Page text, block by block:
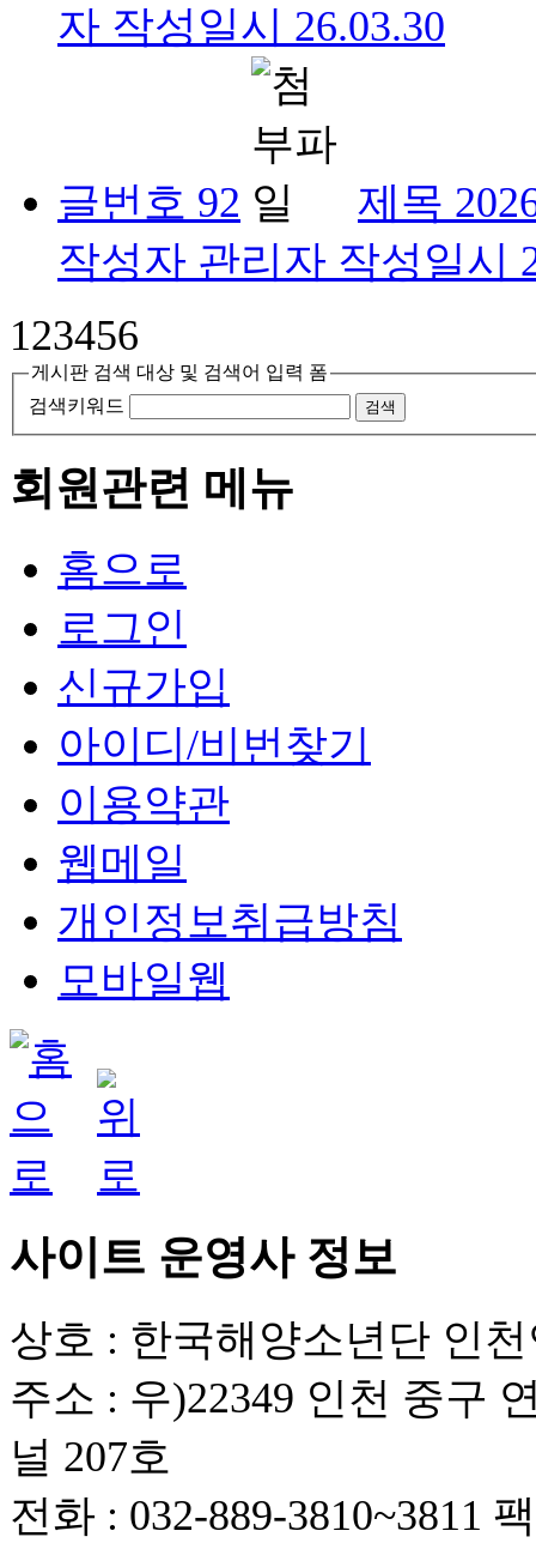
자 작성일시 26.03.30
글번호 92 제목
작성자 관리자 작성일시
123456
게시판 검색 대상 및 검색어 입력 폼
검색키워드
검색
회원관련 메뉴
홈으로
로그인
신규가입
아이디/비번찾기
이용약관
웹메일
개인정보취급방침
모바일웹
사이트 운영사 정보
상호 : 한국해양소년단 인
주소 : 우)22349 인천 중구
널 207호
전화 : 032-889-3810~3811